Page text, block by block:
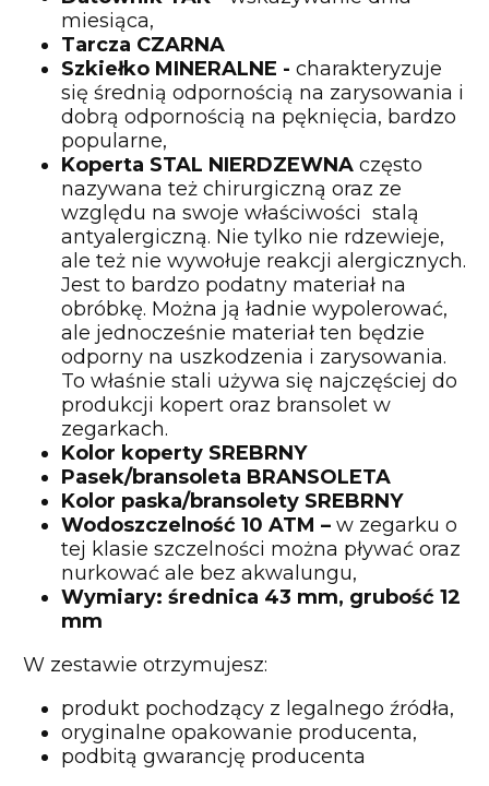
miesiąca,
Tarcza CZARNA
Szkiełko MINERALNE - charakteryzuje
się średnią odpornością na zarysowania i
dobrą odpornością na pęknięcia, bardzo
popularne,
Koperta STAL NIERDZEWNA często
nazywana też chirurgiczną oraz ze
względu na swoje właściwości stalą
antyalergiczną. Nie tylko nie rdzewieje,
ale też nie wywołuje reakcji alergicznych.
Jest to bardzo podatny materiał na
obróbkę. Można ją ładnie wypolerować,
ale jednocześnie materiał ten będzie
odporny na uszkodzenia i zarysowania.
To właśnie stali używa się najczęściej do
produkcji kopert oraz bransolet w
zegarkach.
Kolor koperty SREBRNY
Pasek/bransoleta BRANSOLETA
Kolor paska/bransolety SREBRNY
Wodoszczelność 10 ATM – w zegarku o
tej klasie szczelności można pływać oraz
nurkować ale bez akwalungu,
Wymiary: średnica 43 mm, grubość 12
mm
W zestawie otrzymujesz:
produkt pochodzący z legalnego źródła,
oryginalne opakowanie producenta,
podbitą gwarancję producenta